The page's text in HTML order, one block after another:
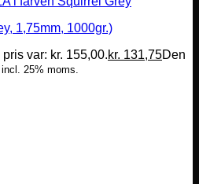
1,75mm, 1000gr.)
var: kr. 155,00.kr. 131,75Den
incl. 25% moms.